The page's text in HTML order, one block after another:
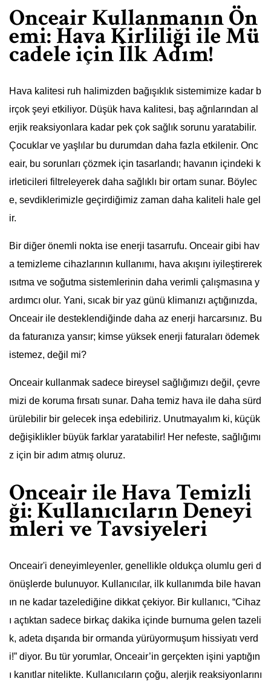
Onceair Kullanmanın Ön
emi: Hava Kirliliği ile Mü
cadele için İlk Adım!
Hava kalitesi ruh halimizden bağışıklık sistemimize kadar b
irçok şeyi etkiliyor. Düşük hava kalitesi, baş ağrılarından al
erjik reaksiyonlara kadar pek çok sağlık sorunu yaratabilir.
Çocuklar ve yaşlılar bu durumdan daha fazla etkilenir. Onc
eair, bu sorunları çözmek için tasarlandı; havanın içindeki k
irleticileri filtreleyerek daha sağlıklı bir ortam sunar. Böylec
e, sevdiklerimizle geçirdiğimiz zaman daha kaliteli hale gel
ir.
Bir diğer önemli nokta ise enerji tasarrufu. Onceair gibi hav
a temizleme cihazlarının kullanımı, hava akışını iyileştirerek
ısıtma ve soğutma sistemlerinin daha verimli çalışmasına y
ardımcı olur. Yani, sıcak bir yaz günü klimanızı açtığınızda,
Onceair ile desteklendiğinde daha az enerji harcarsınız. Bu
da faturanıza yansır; kimse yüksek enerji faturaları ödemek
istemez, değil mi?
Onceair kullanmak sadece bireysel sağlığımızı değil, çevre
mizi de koruma fırsatı sunar. Daha temiz hava ile daha sürd
ürülebilir bir gelecek inşa edebiliriz. Unutmayalım ki, küçük
değişiklikler büyük farklar yaratabilir! Her nefeste, sağlığımı
z için bir adım atmış oluruz.
Onceair ile Hava Temizli
ği: Kullanıcıların Deneyi
mleri ve Tavsiyeleri
Onceair'i deneyimleyenler, genellikle oldukça olumlu geri d
önüşlerde bulunuyor. Kullanıcılar, ilk kullanımda bile havan
ın ne kadar tazelediğine dikkat çekiyor. Bir kullanıcı, “Cihaz
ı açtıktan sadece birkaç dakika içinde burnuma gelen tazeli
k, adeta dışarıda bir ormanda yürüyormuşum hissiyatı verd
i!” diyor. Bu tür yorumlar, Onceair’in gerçekten işini yaptığın
ı kanıtlar nitelikte. Kullanıcıların çoğu, alerjik reaksiyonlarını